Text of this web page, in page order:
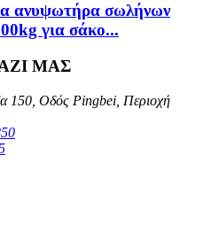
ανυψωτήρα σωλήνων
για σάκο...
ΜΑΣ
150, Οδός Pingbei, Περιοχή